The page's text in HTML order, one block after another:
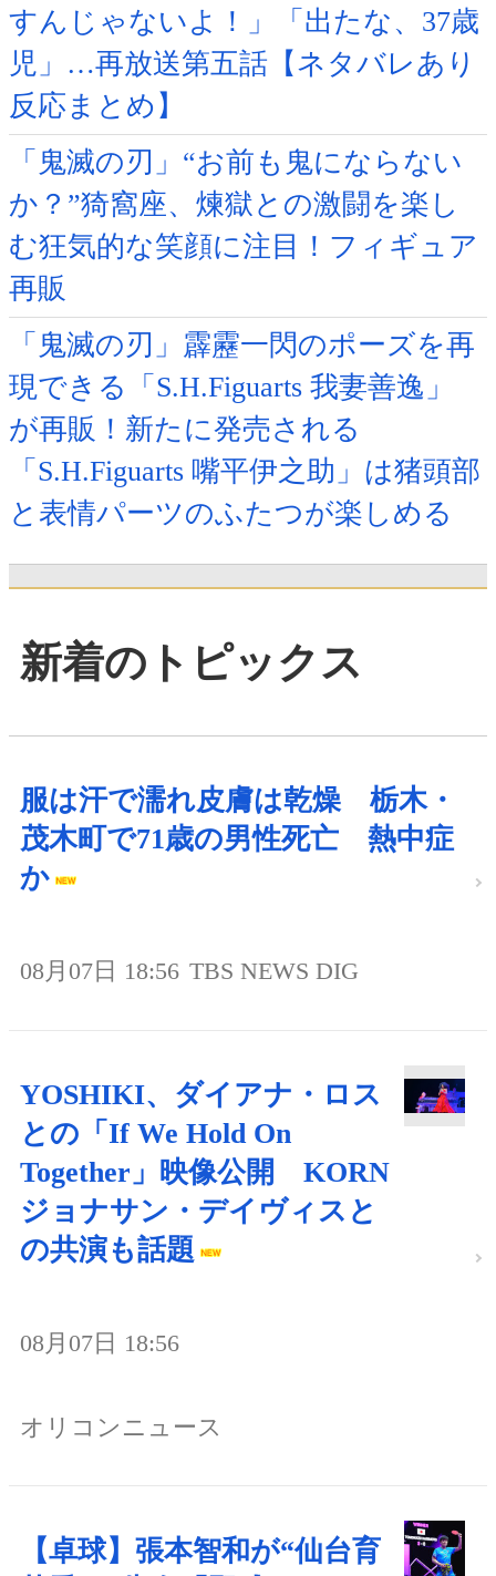
すんじゃないよ！」「出たな、37歳
児」…再放送第五話【ネタバレあり
反応まとめ】
「鬼滅の刃」“お前も鬼にならない
か？”猗窩座、煉獄との激闘を楽し
む狂気的な笑顔に注目！フィギュア
再販
「鬼滅の刃」霹靂一閃のポーズを再
現できる「S.H.Figuarts 我妻善逸」
が再販！新たに発売される
「S.H.Figuarts 嘴平伊之助」は猪頭部
と表情パーツのふたつが楽しめる
新着のトピックス
服は汗で濡れ皮膚は乾燥 栃木・
茂木町で71歳の男性死亡 熱中症
か
08月07日 18:56 TBS NEWS DIG
YOSHIKI、ダイアナ・ロス
との「If We Hold On
Together」映像公開 KORN
ジョナサン・デイヴィスと
の共演も話題
08月07日 18:56
オリコンニュース
【卓球】張本智和が“仙台育